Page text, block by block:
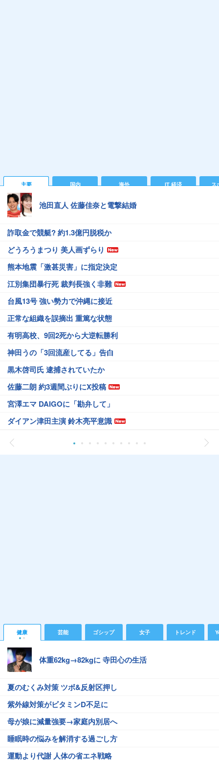
主要 国内 海外 IT 経済 ス
池田直人 佐藤佳奈と電撃結婚
詐取金で競艇? 約1.3億円脱税か
どうろうまつり 美人画ずらり
熊本地震「激甚災害」に指定決定
江別集団暴行死 裁判長強く非難
台風13号 強い勢力で沖縄に接近
正常な組織を誤摘出 重篤な状態
有明高校、9回2死から大逆転勝利
神田うの「3回流産してる」告白
黒木啓司氏 逮捕されていたか
佐藤二朗 約3週間ぶりにX投稿
宮澤エマ DAIGOに「勘弁して」
ダイアン津田主演 鈴木亮平意識
健康 芸能 ゴシップ 女子 トレンド
体重62kg→82kgに 寺田心の生活
夏のむくみ対策 ツボ&反射区押し
紫外線対策がビタミンD不足に
母が娘に減量強要→家庭内別居へ
睡眠時の悩みを解消する過ごし方
運動より代謝 人体の省エネ戦略